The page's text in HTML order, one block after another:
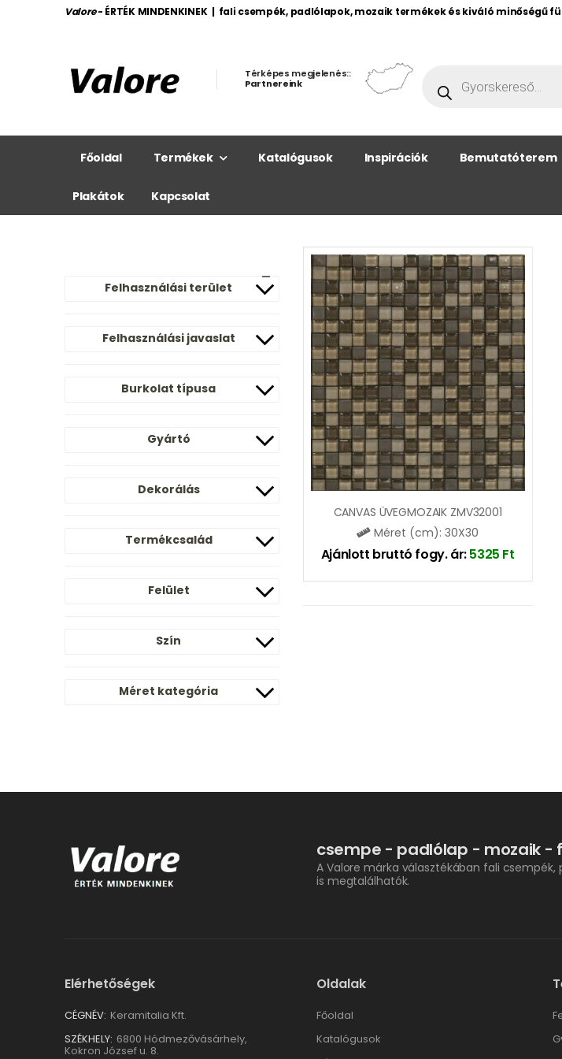
Valore - ÉRTÉK MINDENKINEK | fali csempék, padlólapok, mozaik termékek és kiváló minőségű
Térképes megjelenés::
Partnereink
Főoldal Termékek Katalógusok Inspirációk Bemutatóterem
Plakátok Kapcsolat
Felhasználási terület
Felhasználási javaslat
Burkolat típusa
Gyártó
Dekorálás
Termékcsalád
Felület
Szín
Méret kategória
CANVAS ÜVEGMOZAIK ZMV32001
Méret (cm): 30X30
Ajánlott bruttó fogy. ár:5325 Ft
csempe - padlólap - mozaik -
A Valore márka választékában fali
is megtalálhatók.
Elérhetőségek
CÉGNÉV: Keramitalia Kft.
SZÉKHELY: 6800 Hódmezővásárhely,
Kokron József u. 8.
Oldalak
Főoldal
Katalógusok